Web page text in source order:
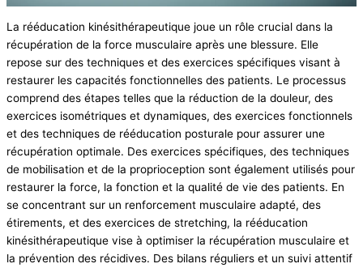
La rééducation kinésithérapeutique joue un rôle crucial dans la
récupération de la force musculaire après une blessure. Elle
repose sur des techniques et des exercices spécifiques visant à
restaurer les capacités fonctionnelles des patients. Le processus
comprend des étapes telles que la réduction de la douleur, des
exercices isométriques et dynamiques, des exercices fonctionnels
et des techniques de rééducation posturale pour assurer une
récupération optimale. Des exercices spécifiques, des techniques
de mobilisation et de la proprioception sont également utilisés pour
restaurer la force, la fonction et la qualité de vie des patients. En
se concentrant sur un renforcement musculaire adapté, des
étirements, et des exercices de stretching, la rééducation
kinésithérapeutique vise à optimiser la récupération musculaire et
la prévention des récidives. Des bilans réguliers et un suivi attentif